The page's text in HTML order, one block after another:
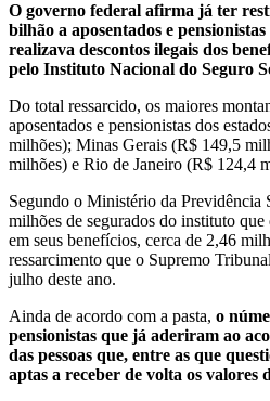
O governo federal afirma já ter
bilhão a aposentados e
realizava descontos ilegais dos
pelo Instituto Nacional do Seguro
Do total ressarcido, os maiores
aposentados e pensionistas dos
milhões); Minas Gerais (R$ 149,5
milhões) e Rio de Janeiro (R$ 124,4
Segundo o Ministério da Previdência
milhões de segurados do instituto
em seus benefícios, cerca de 2,46
ressarcimento que o Supremo
julho deste ano.
Ainda de acordo com a pasta, o
pensionistas que já aderiram ao
das pessoas que, entre as que
aptas a receber de volta os valores